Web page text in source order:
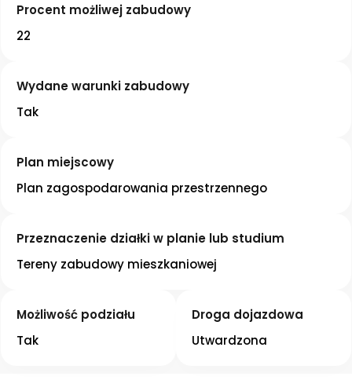
Procent możliwej zabudowy
22
Wydane warunki zabudowy
Tak
Plan miejscowy
Plan zagospodarowania przestrzennego
Przeznaczenie działki w planie lub studium
Tereny zabudowy mieszkaniowej
Możliwość podziału
Tak
Droga dojazdowa
Utwardzona